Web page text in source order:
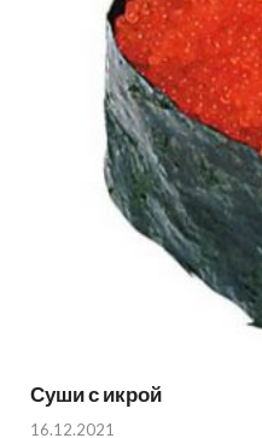
Суши с икрой
16.12.2021